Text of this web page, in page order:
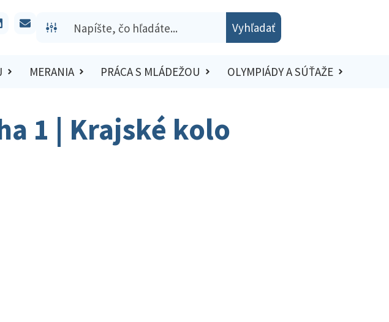
Vyhľadať
MERANIA PRÁCA S MLÁDEŽOU OLYMPIÁDY A SÚŤAŽE
1 | Krajské kolo